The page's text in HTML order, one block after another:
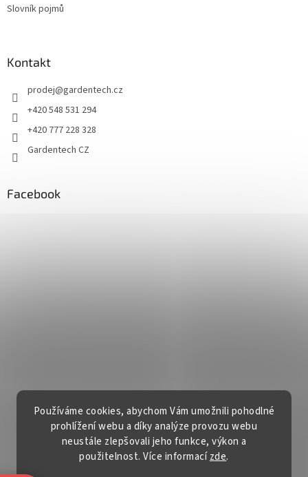
Používáme cookies, abychom Vám umožnili pohodlné
prohlížení webu a díky analýze provozu webu
neustále zlepšovali jeho funkce, výkon a
použitelnost. Více informacízde.
Slovník pojmů
Kontakt
prodej@gardentech.cz
+420 548 531 294
+420 777 228 328
Gardentech CZ
Facebook
Vytvořil Shoptet